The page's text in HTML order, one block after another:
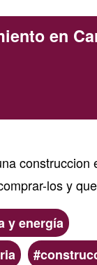
en
construccion
los y
y energía